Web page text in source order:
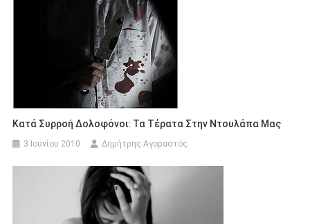
Κατά Συρροή Δολοφόνοι: Τα Τέρατα Στην Ντουλάπα Μας
3 Ιουνίου 2010 Δημήτρης Αγοραστός